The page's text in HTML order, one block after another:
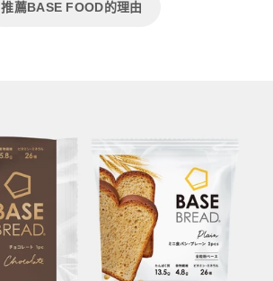
推薦BASE FOOD的理由